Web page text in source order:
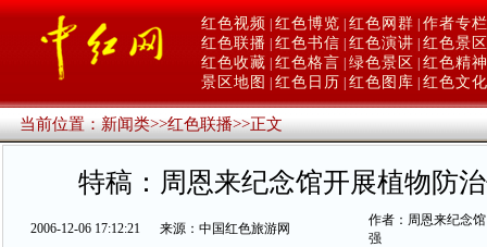
红色视频 红色博览 红色网群 作者专栏
红色联播 红色书信 红色演讲 红色景区
红色收藏 红色格言 绿色景区
红色精神
景区地图
红色日历 红色图库 红色文化
当前位置：新闻类>>红色联播>>正文
特稿：周恩来纪念馆开展植物防
2006-12-06 17:12:21 来源：中国红色旅游网
作者：周恩来纪念
强